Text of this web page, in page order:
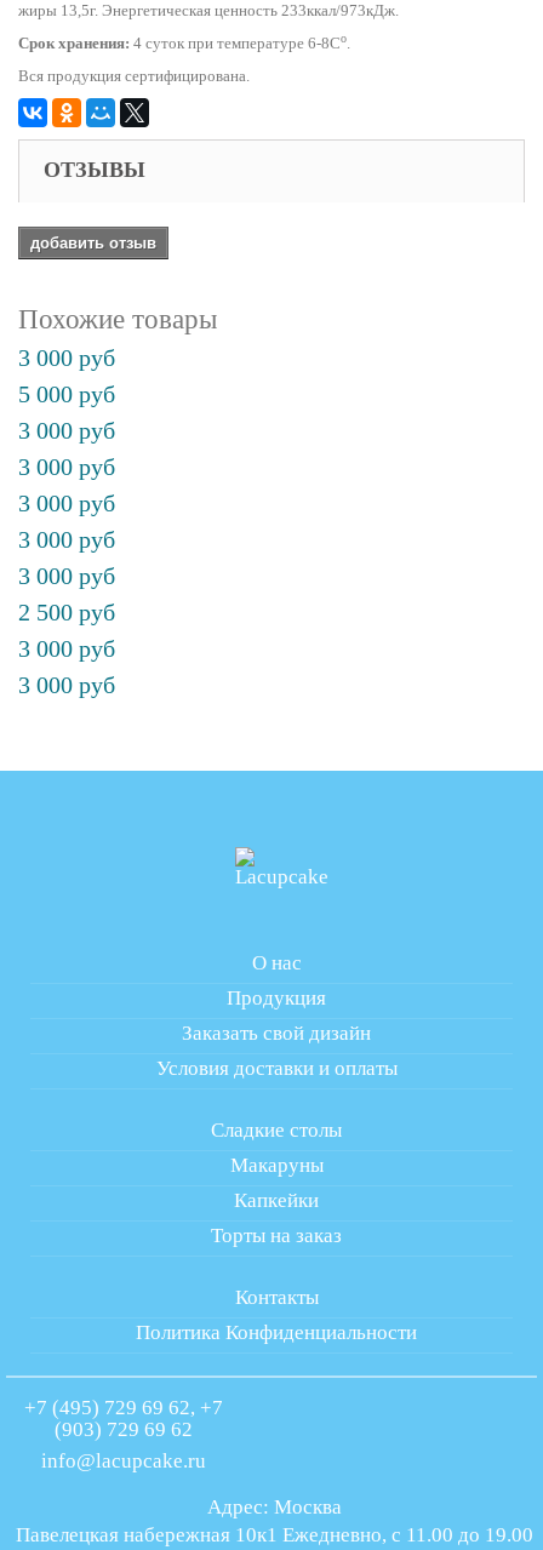
жиры 13,5г. Энергетическая ценность 233ккал/973кДж.
Срок хранения: 4 суток при температуре 6-8Сo.
Вся продукция сертифицирована.
ОТЗЫВЫ
добавить отзыв
Похожие товары
3 000 руб
5 000 руб
3 000 руб
3 000 руб
3 000 руб
3 000 руб
3 000 руб
2 500 руб
3 000 руб
3 000 руб
О нас
Продукция
Заказать свой дизайн
Условия доставки и оплаты
Сладкие столы
Макаруны
Капкейки
Торты на заказ
Контакты
Политика Конфиденциальности
+7 (495) 729 69 62, +7
(903) 729 69 62
info@lacupcake.ru
Адрес: Москва
Павелецкая набережная 10к1 Ежедневно, с 11.00 до 19.00